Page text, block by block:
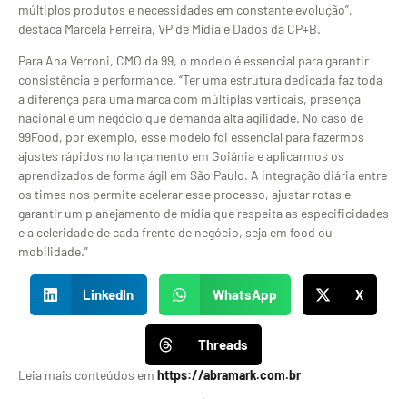
múltiplos produtos e necessidades em constante evolução”,
destaca Marcela Ferreira, VP de Mídia e Dados da CP+B.
Para Ana Verroni, CMO da 99, o modelo é essencial para garantir
consistência e performance. “Ter uma estrutura dedicada faz toda
a diferença para uma marca com múltiplas verticais, presença
nacional e um negócio que demanda alta agilidade. No caso de
99Food, por exemplo, esse modelo foi essencial para fazermos
ajustes rápidos no lançamento em Goiânia e aplicarmos os
aprendizados de forma ágil em São Paulo. A integração diária entre
os times nos permite acelerar esse processo, ajustar rotas e
garantir um planejamento de mídia que respeita as especificidades
e a celeridade de cada frente de negócio, seja em food ou
mobilidade.”
LinkedIn WhatsApp X
Threads
Leia mais conteúdos em https://abramark.com.br